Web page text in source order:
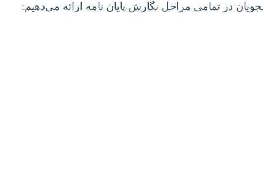
در تمامی مراحل نگارش پایان نامه ارائه می‌دهیم: